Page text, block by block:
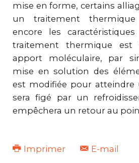
mise en forme, certains
un traitement
encore les
traitement thermique est
apport moléculaire, par
mise en solution des
est modifiée pour
sera figé par un
empêchera un retour au
Imprimer E-mail